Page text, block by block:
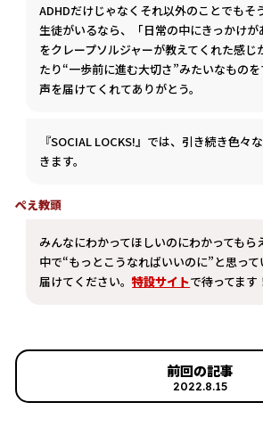
ADHDだけじゃなくそれ以外のことでもそ
生徒がいるなら、「日常の中にきっかけが
をクレープソルジャーが教えてくれた感じ
たり“一歩前に進む大切さ”みたいなものを
声を届けてくれてありがとう。
『SOCIAL LOCKS!』では、引き続き色々
きます。
ぺえ教頭
みんなにわかってほしいのにわかってもら
中で“もっとこうなればいいのに”と思っ
届けてください。特設サイトで待ってます
前回の記事
2022.8.15